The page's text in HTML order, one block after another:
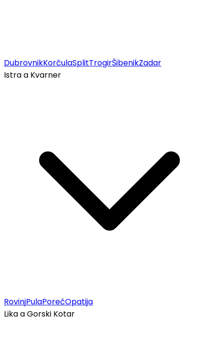
DubrovnikKorčulaSplitTrogirŠibenikZadar
Istra a Kvarner
RovinjPulaPorečOpatija
Lika a Gorski Kotar